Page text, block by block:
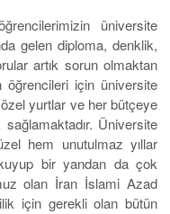
üniversite
gelen diploma, denklik,
artık sorun olmaktan
öğrencileri için üniversite
yurtlar ve her bütçeye
Üniversite
hem unutulmaz yıllar
bir yandan da çok
olan İran İslami Azad
için gerekli olan bütün